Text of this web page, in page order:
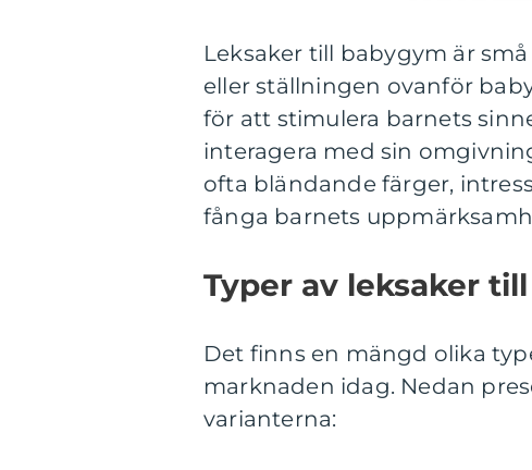
Leksaker till babygym är
eller ställningen ovanför
för att stimulera barnets
interagera med sin
ofta bländande färger,
fånga barnets
Typer av leksaker
Det finns en mängd olika
marknaden idag. Nedan
varianterna: